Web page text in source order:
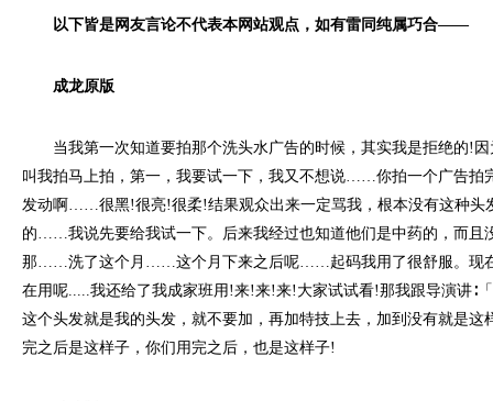
以下皆是网友言论不代表本网站观点，如有雷同纯属巧合——
成龙原版
当我第一次知道要拍那个洗头水广告的时候，其实我是拒绝的
叫我拍马上拍，第一，我要试一下，我又不想说……你拍一个广告拍
发动啊……很黑!很亮!很柔!结果观众出来一定骂我，根本没有这种头
的……我说先要给我试一下。后来我经过也知道他们是中药的，而且
那……洗了这个月……这个月下来之后呢……起码我用了很舒服。现
在用呢.....我还给了我成家班用!来!来!来!大家试试看!那我跟导演讲∶
这个头发就是我的头发，就不要加，再加特技上去，加到没有就是这
完之后是这样子，你们用完之后，也是这样子!